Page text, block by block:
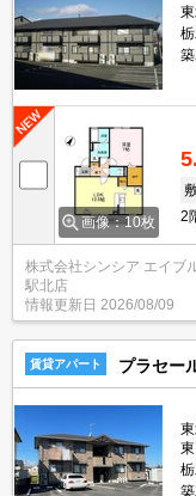
画像：10枚
2
株式会社シンシア エイブ
駅北店
情報更新日 2026/08/09
賃貸アパート プラセー